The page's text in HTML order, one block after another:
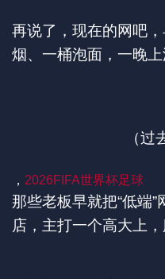
再说了，现在的网吧
烟、一桶泡面，一晚上
（过
， 2026FIFA世界杯足球
那些老板早就把“低端
店，主打一个高大上，